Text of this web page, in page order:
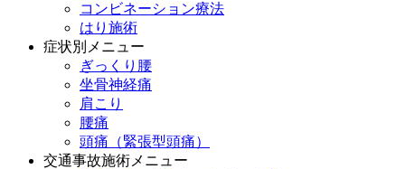
コンビネーション療法
はり施術
症状別メニュー
ぎっくり腰
坐骨神経痛
肩こり
腰痛
頭痛（緊張型頭痛）
交通事故施術メニュー